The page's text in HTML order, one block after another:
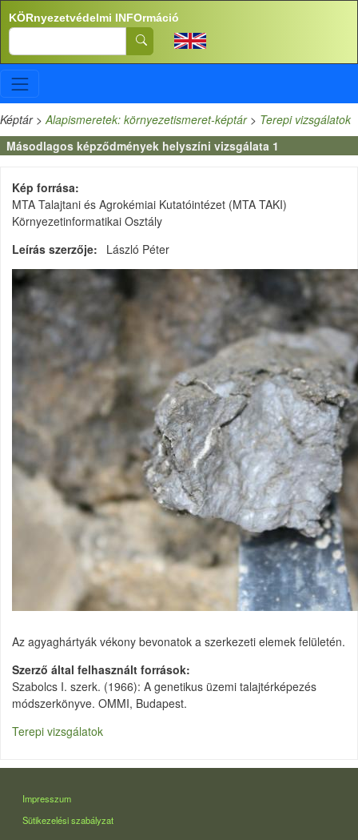
Ugrás a tartalomra
KÖRnyezetvédelmi INFOrmáció
Search
Képtár>Alapismeretek: környezetismeret-képtár> Terepi vizsgálatok
Másodlagos képződmények helyszíni vizsgálata 1
Kép forrása
MTA Talajtani és Agrokémiai Kutatóintézet (MTA TAKI)
Környezetinformatikai Osztály
Leírás szerzője
László Péter
Az agyaghártyák vékony bevonatok a szerkezeti elemek felületén.
Szerző által felhasznált források
Szabolcs I. szerk. (1966): A genetikus üzemi talajtérképezés
módszerkönyve. OMMI, Budapest.
Terepi vizsgálatok
LÁBLÉC
Impresszum
Sütikezelési szabályzat